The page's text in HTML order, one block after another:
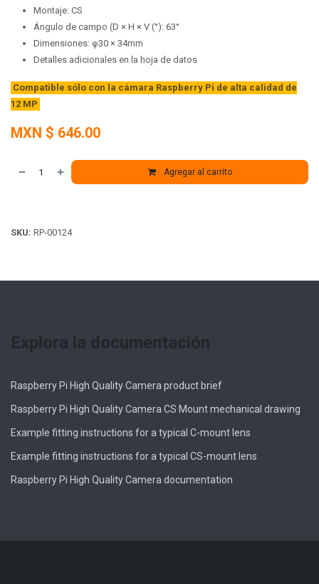
Montaje: CS
Ángulo de campo (D × H × V (°): 63°
Dimensiones: φ30 × 34mm
Detalles adicionales en la hoja de datos
Compatible sólo con la cámara Raspberry Pi de alta calidad de
12 MP
MXN $ 646.00
Agregar al carrito
SKU: RP-00124
Explora la documentación
Raspberry Pi High Quality Camera product brief
Raspberry Pi High Quality Camera CS Mount mechanical drawing
Example fitting instructions for a typical C-mount lens
Example fitting instructions for a typical CS-mount lens
Raspberry Pi High Quality Camera documentation